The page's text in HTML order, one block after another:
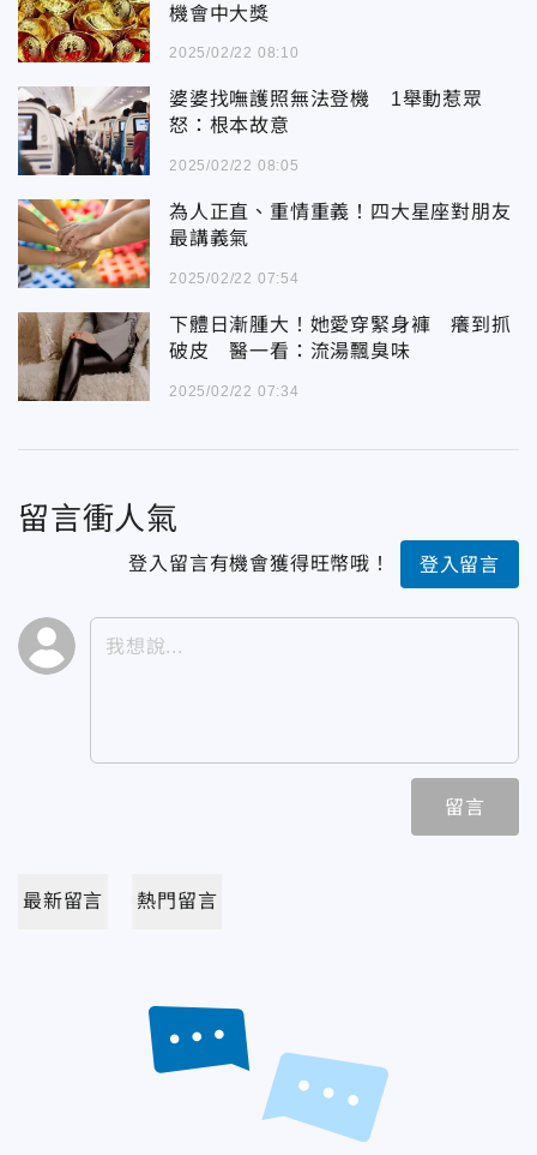
機會中大獎
2025/02/22 08:10
婆婆找嘸護照無法登機 1舉動惹眾
怒：根本故意
2025/02/22 08:05
為人正直、重情重義！四大星座對朋友
最講義氣
2025/02/22 07:54
下體日漸腫大！她愛穿緊身褲 癢到抓
破皮 醫一看：流湯飄臭味
2025/02/22 07:34
留言衝人氣
登入留言有機會獲得旺幣哦！ 登入留言
留言
最新留言 熱門留言